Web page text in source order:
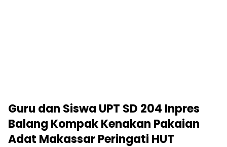
Guru dan Siswa UPT SD 204 Inpres
Balang Kompak Kenakan Pakaian
Adat Makassar Peringati HUT